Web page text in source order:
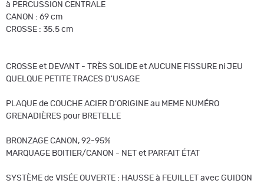
à PERCUSSION CENTRALE
CANON : 69 cm
CROSSE : 35.5 cm
CROSSE et DEVANT - TRÈS SOLIDE et AUCUNE FISSURE ni JEU
QUELQUE PETITE TRACES D'USAGE
PLAQUE de COUCHE ACIER D'ORIGINE au MEME NUMÉRO
GRENADIÈRES pour BRETELLE
BRONZAGE CANON, 92-95%
MARQUAGE BOITIER/CANON - NET et PARFAIT ÉTAT
SYSTÈME de VISÉE OUVERTE : HAUSSE à FEUILLET avec GUIDON